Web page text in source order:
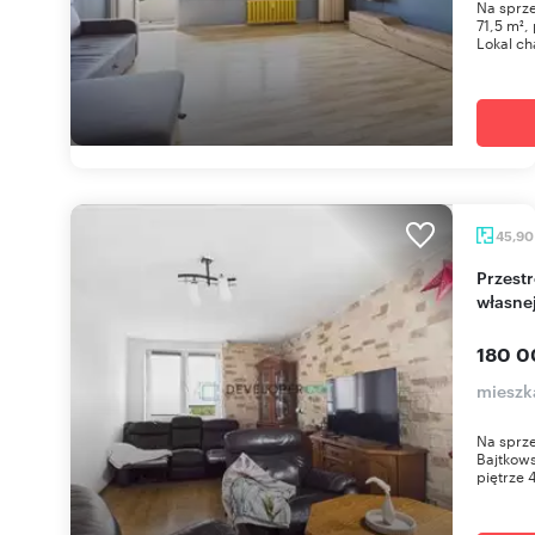
Na
71,5
Lokal
45,90
Przestronne 2 pokoje z garażem i piwnicą do
180
Na
piętrze